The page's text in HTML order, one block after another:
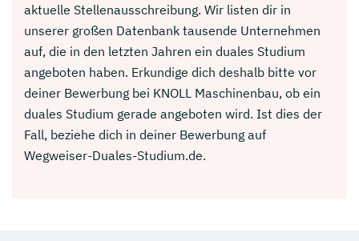
aktuelle Stellenausschreibung. Wir listen dir in
unserer großen Datenbank tausende Unternehmen
auf, die in den letzten Jahren ein duales Studium
angeboten haben. Erkundige dich deshalb bitte vor
deiner Bewerbung bei KNOLL Maschinenbau, ob ein
duales Studium gerade angeboten wird. Ist dies der
Fall, beziehe dich in deiner Bewerbung auf
Wegweiser-Duales-Studium.de.